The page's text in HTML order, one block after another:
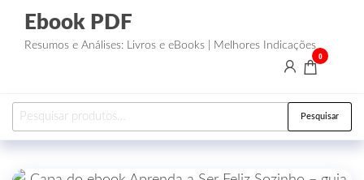
Ebook PDF
Resumos e Análises: Livros e eBooks | Melhores Indicações
0
Pesquisar